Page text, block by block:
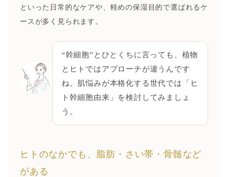
といった日常的なケアや、軽めの保湿目的で選ばれるケ
ースが多く見られます。
“幹細胞”とひとくちに言っても、植物
とヒトではアプローチが違うんです
ね。肌悩みが本格化する世代では「ヒ
ト幹細胞由来」を検討してみましょ
う。
ヒトのなかでも、脂肪・さい帯・骨髄など
がある